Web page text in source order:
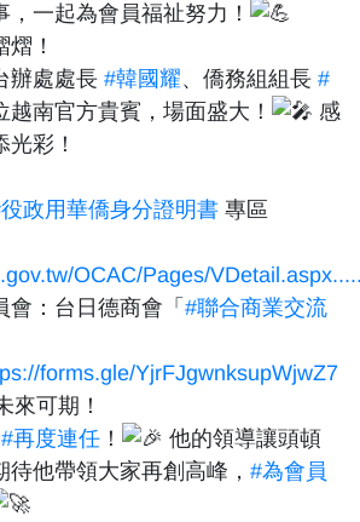
一起為會員福祉努力！
！
辦處處長 #韓國耀、僑務組組長 #
越南官方貴賓，場面盛大！
感
彩！
政用華僑身分證明書 專區
OCAC/Pages/
：台日德商會「 #聯合商業交流
forms.gle/YjrFJgwnksupWjwZ7
來可期！
#再度連任 ！
他的領導讓頭頓
他帶領大家再創高峰， #為會員